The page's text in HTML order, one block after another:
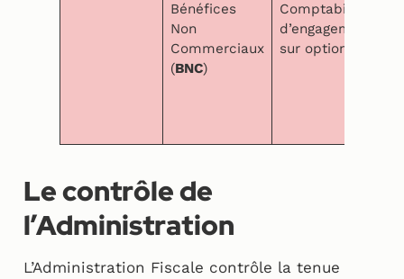
Bénéfices
Non
Commerciaux
(BNC)
Comptabilité
d’engagement
sur option
Le contrôle de
l’Administration
L’Administration Fiscale contrôle la tenue